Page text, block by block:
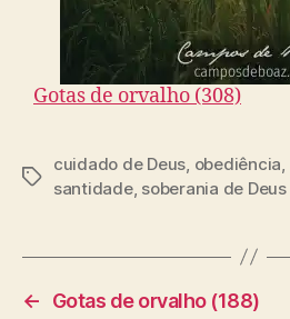
Gotas de orvalho (308)
T
cuidado de Deus, obediência,
santidade, soberania de Deus
←
Gotas de orvalho (188)